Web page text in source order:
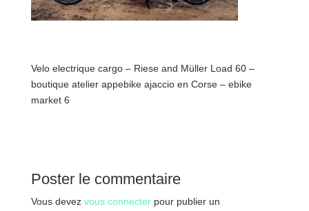
Velo electrique cargo – Riese and Müller Load 60 –
boutique atelier appebike ajaccio en Corse – ebike
market 6
Poster le commentaire
Vous devez vous connecterpour publier un